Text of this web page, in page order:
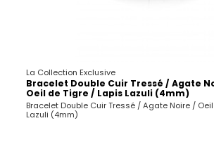
La Collection Exclusive
Bracelet Double Cuir Tressé / Agate
Oeil de Tigre / Lapis Lazuli (4mm)
Bracelet Double Cuir Tressé / Agate Noire /
Lazuli (4mm)